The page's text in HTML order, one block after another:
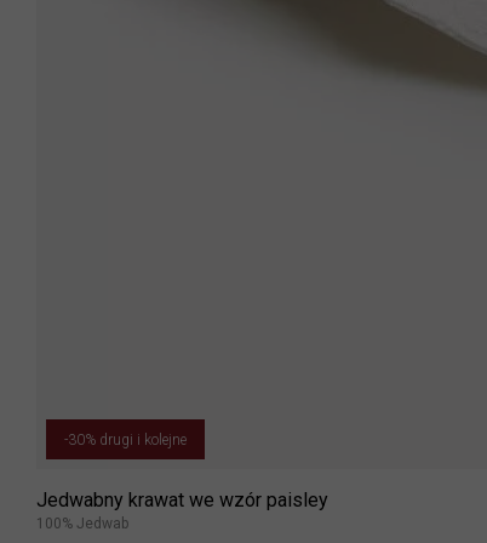
-30% drugi i kolejne
Jedwabny krawat we wzór paisley
100% Jedwab